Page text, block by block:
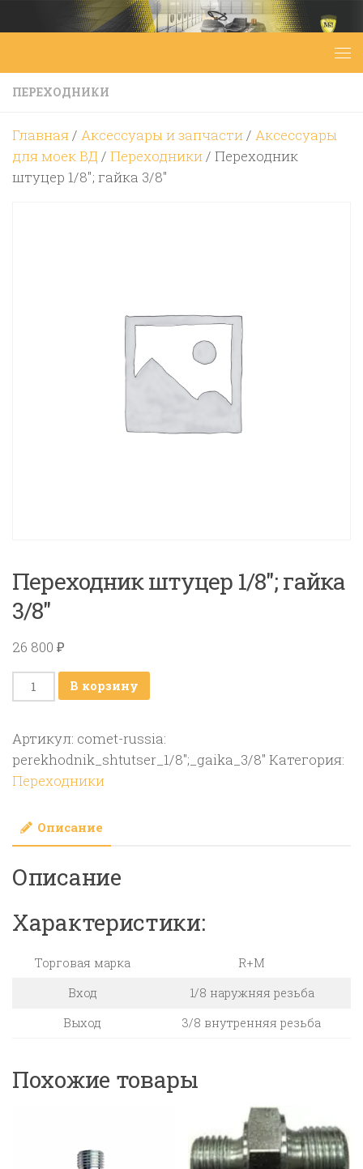
Перейти к содержимому
ПЕРЕХОДНИКИ
Главная/ Аксессуары и запчасти/ Аксессуары
для моек ВД / Переходники/ Переходник
штуцер 1/8″; гайка 3/8″
Переходник штуцер 1/8″; гайка
3/8″
26 800 ₽
Количество
товара
штуцер
1/8″;
гайка
В корзину
Артикул: comet-russia:
perekhodnik_shtutser_1/8";_gaika_3/8" Категория:
Переходники
Описание
Описание
Характеристики:
Торговая марка
R+M
Вход
1/8 наружняя резьба
Выход
3/8 внутренняя резьба
Похожие товары